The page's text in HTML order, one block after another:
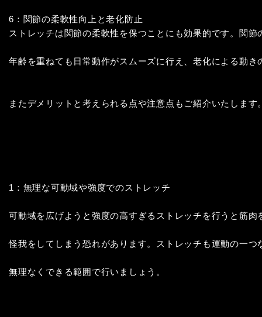
6：関節の柔軟性向上と老化防止
ストレッチは関節の柔軟性を保つことにも効果的です。関節
年齢を重ねても日常動作がスムーズに行え、老化による動き
またデメリットと考えられる点や注意点もご紹介いたします
1：無理な可動域や強度でのストレッチ
可動域を広げようと強度の高すぎるストレッチを行うと筋肉
怪我をしてしまう恐れがあります。ストレッチも運動の一つ
無理なくできる範囲で行いましょう。